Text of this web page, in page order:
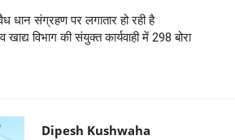
धान संग्रहण पर लगातार हो रही है
खाद्य विभाग की संयुक्त कार्यवाही में 298 बोरा
Dipesh Kushwaha